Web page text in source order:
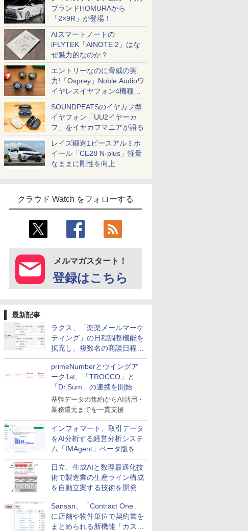
ブランドHOMURAから
「2×9R」が登場！
AIスマートノートの
iFLYTEK「AINOTE 2」はな
ぜ魅力的なのか？
エントリーなのに脅威の実
力!「Osprey」Noble Audioワ
イヤレスイヤフォン4機種を
一気に聴く
SOUNDPEATSのイヤカフ型
イヤフォン「UU2イヤーカ
フ」をイヤカフマニアが語る
レイズ鍛造1ピースアルミホ
イール「CE28 N-plus」軽量
なままに剛性を向上
クラウド Watch をフォローする
メルマガスタート！
登録はこちら
最新記事
ラクス、「楽楽メールマーケ
ティング」の日程調整機能を
拡充し、複数名の商談日程調
整を効率化
primeNumberとウイングア
ーク1st、「TROCCO」と
「Dr.Sum」の連携を開始
基幹データの集約からAI活用・
業務還元までを一貫支援
インフォマート、取引データ
をAI分析する経営分析システ
ム「IMAgent」ベータ版を提
供
日立、生成AIと数理最適化技
術で製造業の生産ライン構成
を自動立案する技術を開発
Sansan、「Contract One」
に店舗や物件単位で契約書を
まとめられる新機能「カスタ